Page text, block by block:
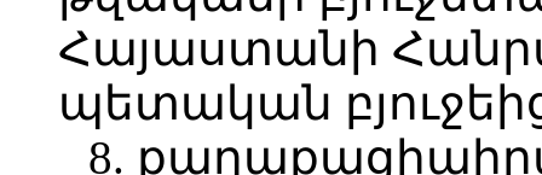
Հայաստանի
պետական
8.